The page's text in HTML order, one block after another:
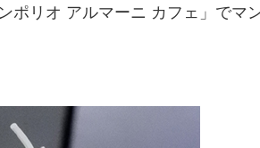
ポリオ アルマーニ カフェ」でマ